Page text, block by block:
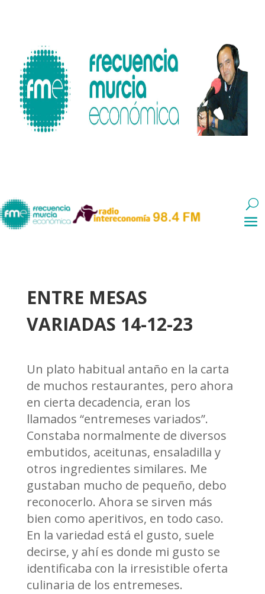
ENTRE MESAS
VARIADAS 14-12-23
Un plato habitual antaño en la carta
de muchos restaurantes, pero ahora
en cierta decadencia, eran los
llamados “entremeses variados”.
Constaba normalmente de diversos
embutidos, aceitunas, ensaladilla y
otros ingredientes similares. Me
gustaban mucho de pequeño, debo
reconocerlo. Ahora se sirven más
bien como aperitivos, en todo caso.
En la variedad está el gusto, suele
decirse, y ahí es donde mi gusto se
identificaba con la irresistible oferta
culinaria de los entremeses.